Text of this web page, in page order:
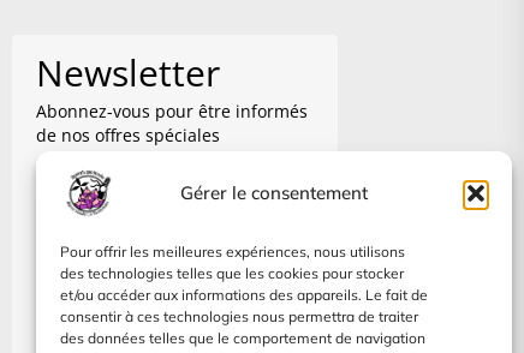
Gérer le consentement
Pour offrir les meilleures expériences, nous utilisons
des technologies telles que les cookies pour stocker
et/ou accéder aux informations des appareils. Le fait de
consentir à ces technologies nous permettra de traiter
des données telles que le comportement de navigation
Newsletter
Abonnez-vous pour être informés
de nos offres spéciales
Je m'abonne à la newsletter, je
pourrai me désinscrire à tout
moment.